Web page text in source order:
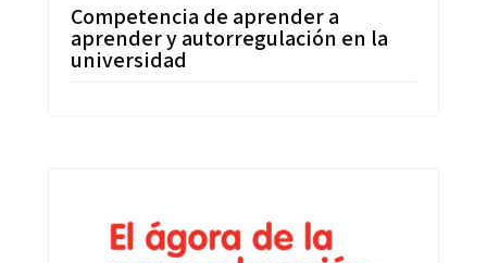
Competencia de aprender a
aprender y autorregulación en la
universidad